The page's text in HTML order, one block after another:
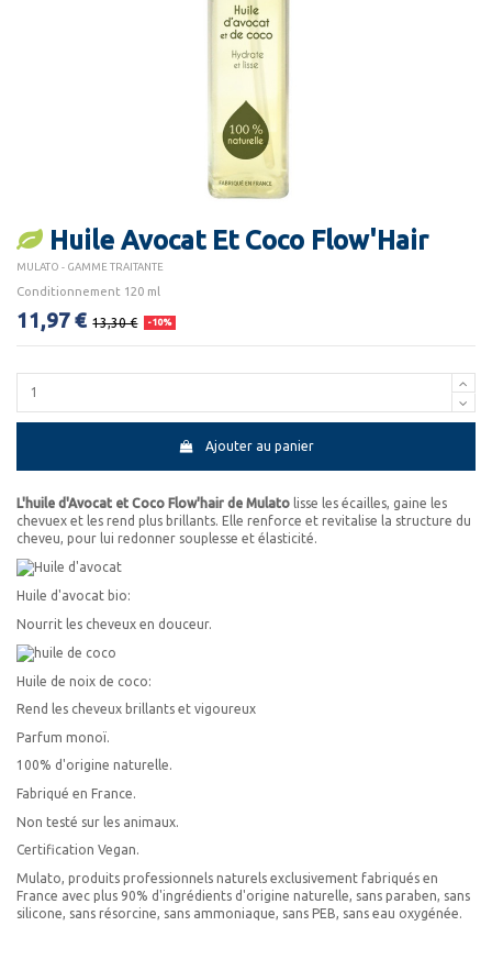
Huile Avocat Et Coco Flow'Hair
MULATO - GAMME TRAITANTE
Conditionnement 120 ml
11,97 € 13,30 € -10%
Ajouter au panier
L'huile d'Avocat et Coco Flow'hair de Mulato lisse les écailles, gaine les
chevuex et les rend plus brillants. Elle renforce et revitalise la structure du
cheveu, pour lui redonner souplesse et élasticité.
Huile d'avocat bio:
Nourrit les cheveux en douceur.
Huile de noix de coco:
Rend les cheveux brillants et vigoureux
Parfum monoï.
100% d'origine naturelle.
Fabriqué en France.
Non testé sur les animaux.
Certification Vegan.
Mulato, produits professionnels naturels exclusivement fabriqués en
France avec plus 90% d'ingrédients d'origine naturelle, sans paraben, sans
silicone, sans résorcine, sans ammoniaque, sans PEB, sans eau oxygénée.